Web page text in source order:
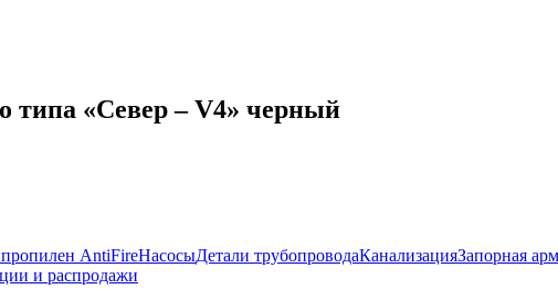
типа «Север – V4» черный
AntiFireНасосыДетали трубопроводаКанализацияЗапорная
и распродажи